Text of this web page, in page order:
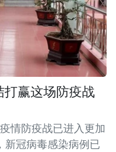
赢这场防疫战
情防疫战已进入更加
新冠病毒感染病例已